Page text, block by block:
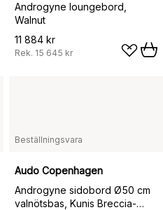
Androgyne loungebord,
Walnut
11 884 kr
Rek. 15 645 kr
Beställningsvara
Audo Copenhagen
Androgyne sidobord Ø50 cm
valnötsbas, Kunis Breccia-